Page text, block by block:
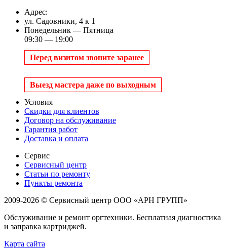
Адрес:
ул. Садовники, 4 к 1
Понедельник — Пятница
09:30 — 19:00
Перед визитом звоните заранее
Выезд мастера даже по выходным
Условия
Скидки для клиентов
Договор на обслуживание
Гарантия работ
Доставка и оплата
Сервис
Сервисный центр
Статьи по ремонту
Пункты ремонта
2009-2026 © Сервисный центр ООО «АРН ГРУПП»
Обслуживание и ремонт оргтехники. Бесплатная диагностика
и заправка картриджей.
Карта сайта